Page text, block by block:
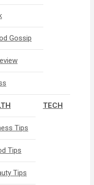
Gossip
Tips
Tips
Tips
TECH